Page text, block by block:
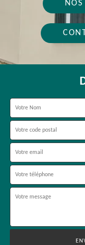
NOS